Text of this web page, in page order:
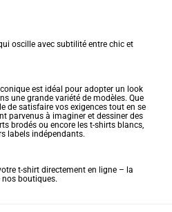
oscille avec subtilité entre chic et
est idéal pour adopter un look
une grande variété de modèles. Que
de satisfaire vos exigences tout en se
parvenus à imaginer et dessiner des
brodésou encore les t-shirts blancs,
labels indépendants.
t-shirt directement en ligne – la
boutiques.